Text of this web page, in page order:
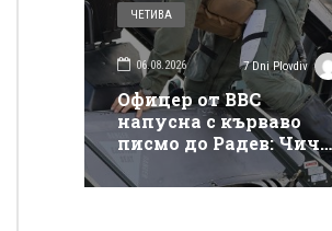
ЧЕТИВА
06.08.2026 7 Dni Plovdiv
Офицер от ВВС
напусна с кърваво
писмо до Радев: Чичо
Румене, защо взимаш
от бедните да даваш